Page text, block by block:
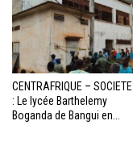
CENTRAFRIQUE – SOCIETE
: Le lycée Barthelemy
Boganda de Bangui en...